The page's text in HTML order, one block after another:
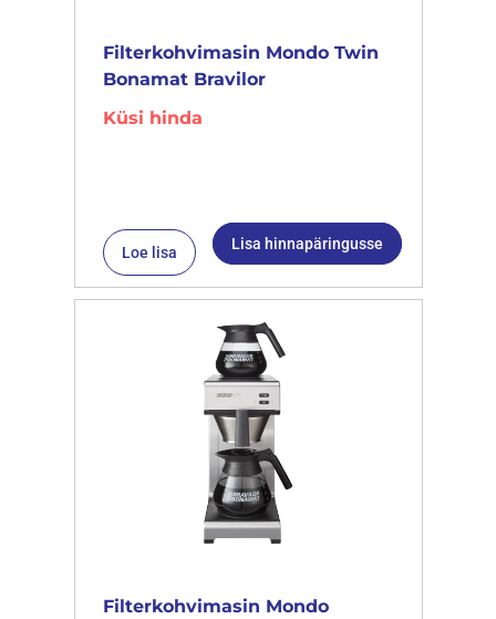
Filterkohvimasin Mondo Twin
Bonamat Bravilor
Küsi hinda
Loe lisa Lisa hinnapäringusse
Filterkohvimasin Mondo